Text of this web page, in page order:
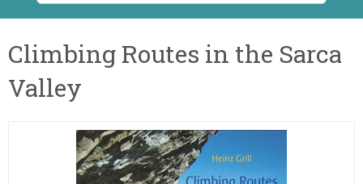
Climbing Routes in the Sarca
Valley